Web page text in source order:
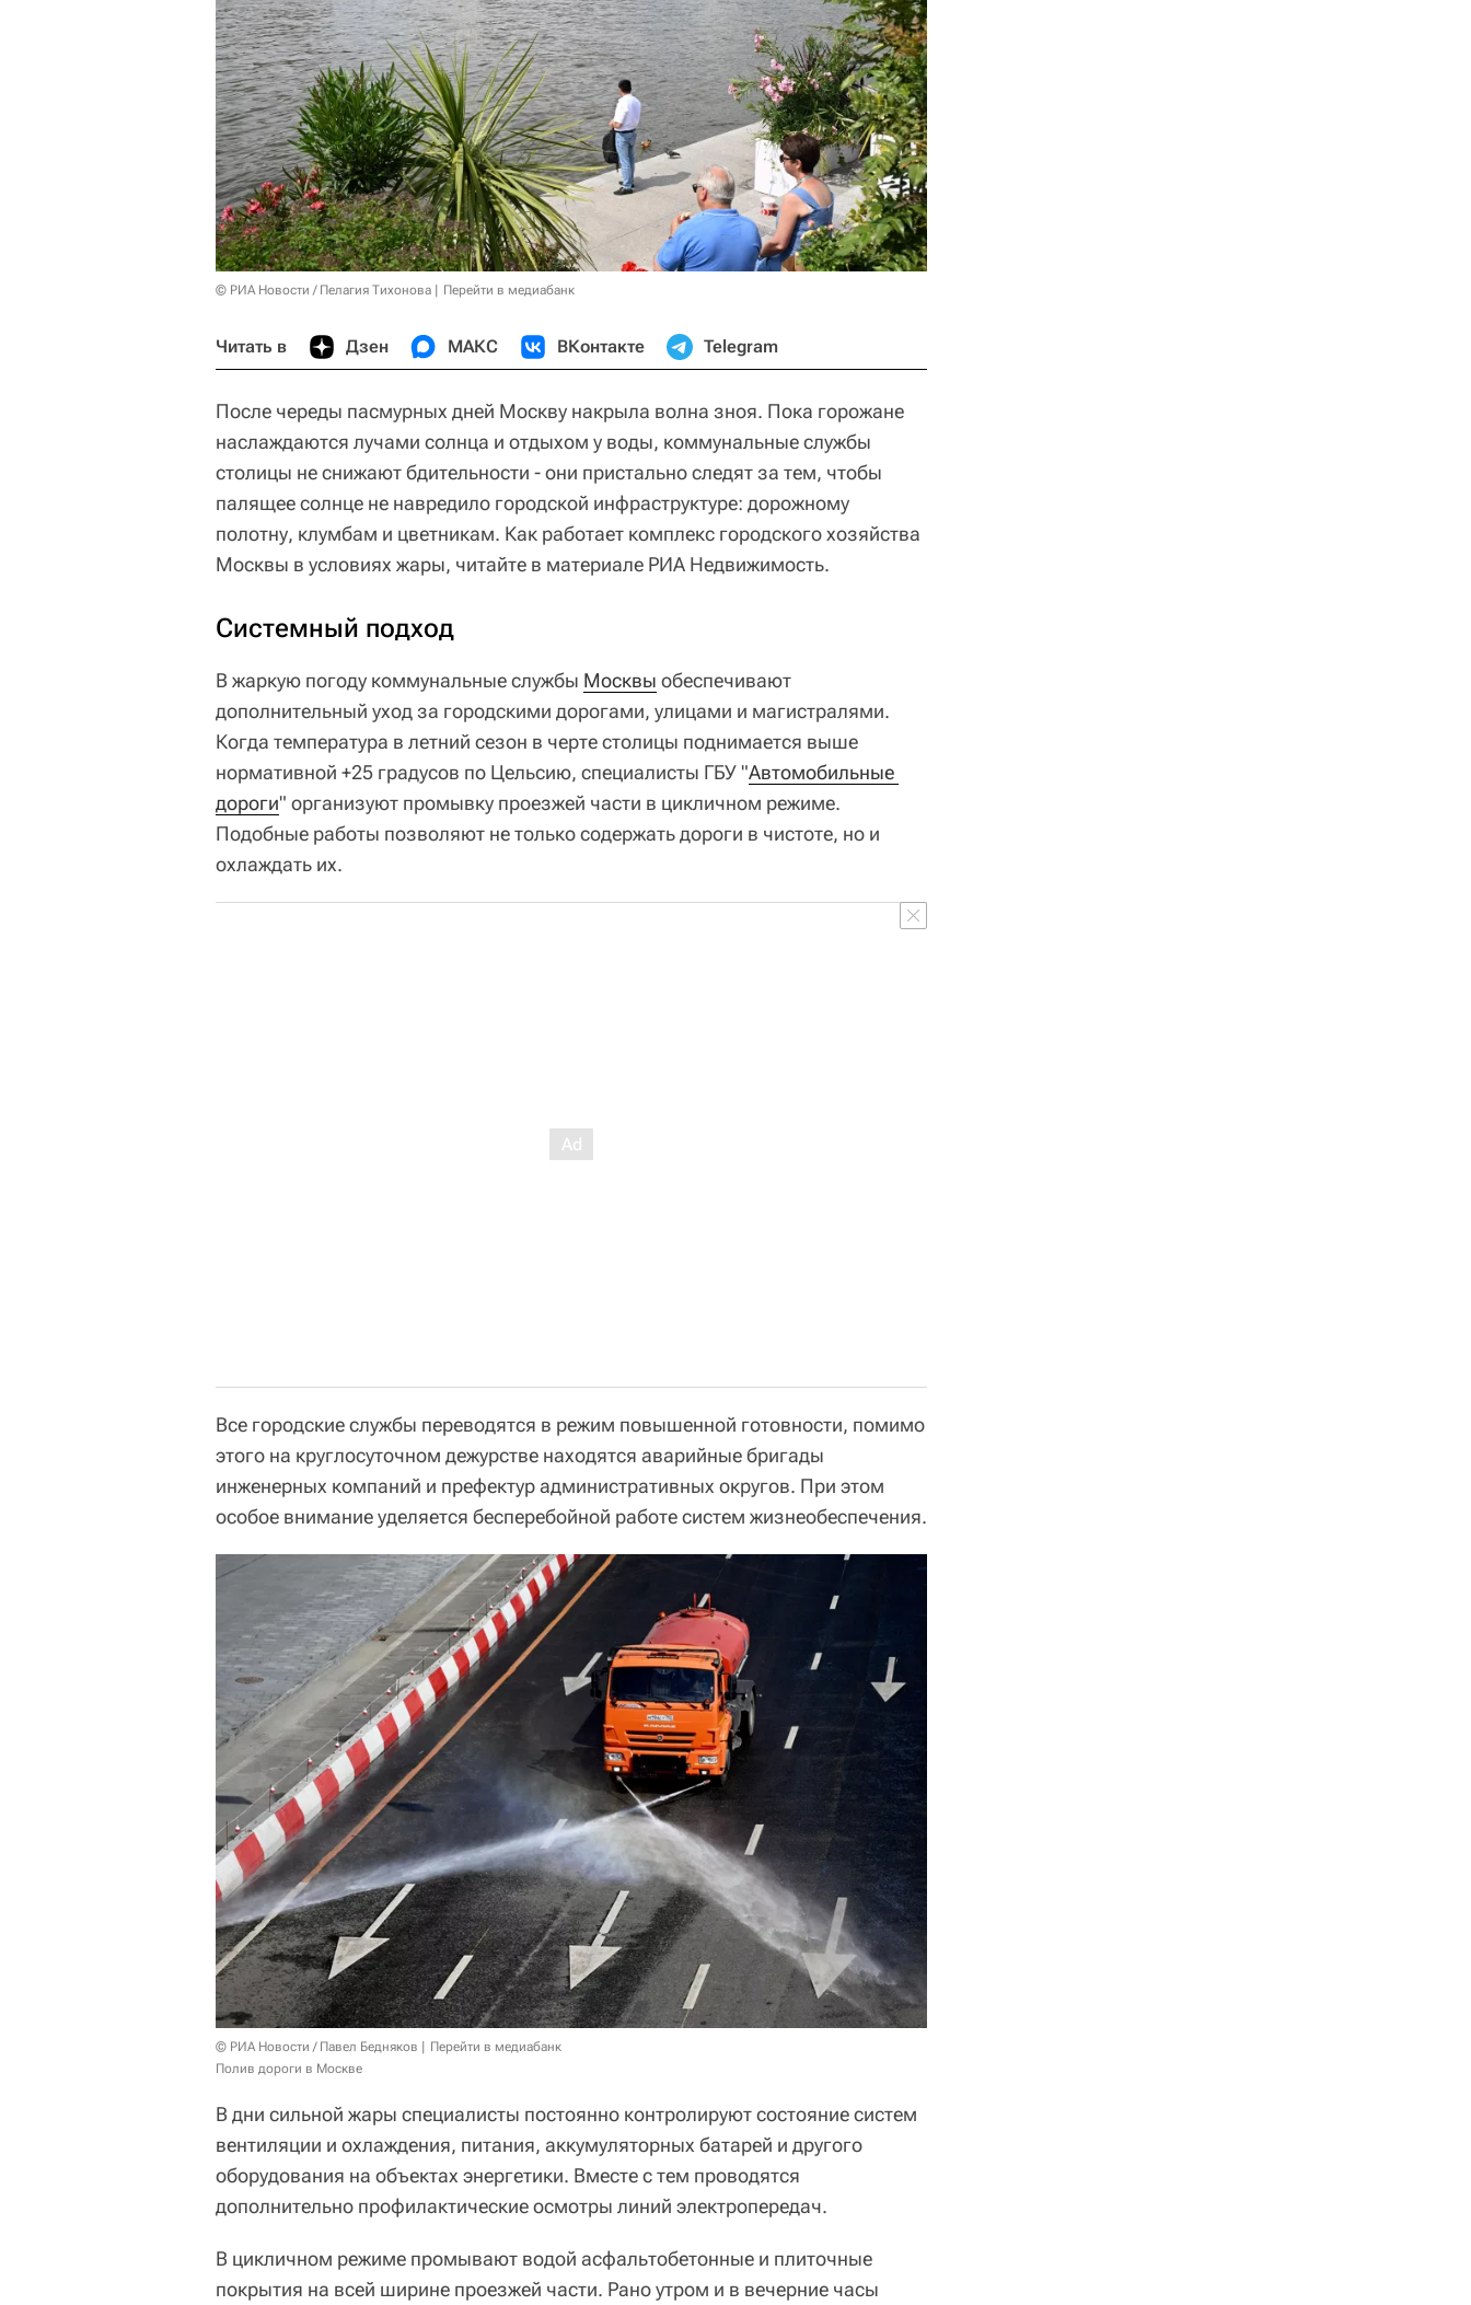
© РИА Новости / Пелагия Тихонова Перейти в медиабанк
Читать в Дзен МАКС ВКонтакте Telegram
После череды пасмурных дней Москву накрыла волна зноя. Пока горожане
наслаждаются лучами солнца и отдыхом у воды, коммунальные службы
столицы не снижают бдительности - они пристально следят за тем, чтобы
палящее солнце не навредило городской инфраструктуре: дорожному
полотну, клумбам и цветникам. Как работает комплекс городского хозяйства
Москвы в условиях жары, читайте в материале РИА Недвижимость.
Системный подход
В жаркую погоду коммунальные службы Москвы обеспечивают
дополнительный уход за городскими дорогами, улицами и магистралями.
Когда температура в летний сезон в черте столицы поднимается выше
нормативной +25 градусов по Цельсию, специалисты ГБУ "Автомобильные
дороги" организуют промывку проезжей части в цикличном режиме.
Подобные работы позволяют не только содержать дороги в чистоте, но и
охлаждать их.
Все городские службы переводятся в режим повышенной готовности, помимо
этого на круглосуточном дежурстве находятся аварийные бригады
инженерных компаний и префектур административных округов. При этом
особое внимание уделяется бесперебойной работе систем жизнеобеспечения.
© РИА Новости / Павел Бедняков
Перейти в медиабанк
Полив дороги в Москве
В дни сильной жары специалисты постоянно контролируют состояние систем
вентиляции и охлаждения, питания, аккумуляторных батарей и другого
оборудования на объектах энергетики. Вместе с тем проводятся
дополнительно профилактические осмотры линий электропередач.
В цикличном режиме промывают водой асфальтобетонные и плиточные
покрытия на всей ширине проезжей части. Рано утром и в вечерние часы